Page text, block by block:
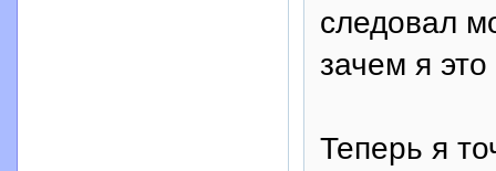
следовал
зачем я
Теперь я